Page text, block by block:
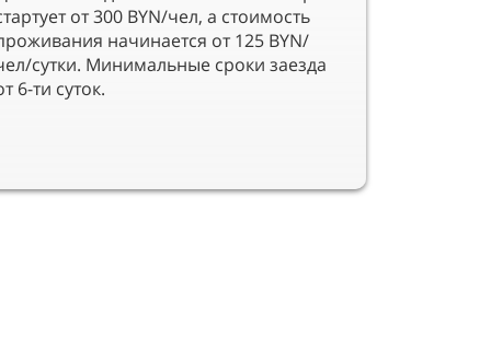
от 300 BYN/чел, а стоимость
начинается от 125 BYN/
сутки. Минимальные сроки заезда
6-ти суток.